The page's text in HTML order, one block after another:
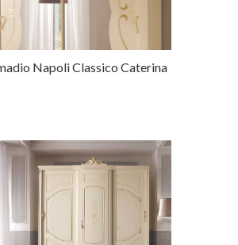
Napoli Classico Caterina